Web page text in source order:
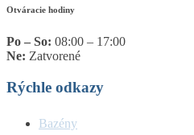
Otváracie hodiny
Po – So: 08:00 – 17:00
Ne: Zatvorené
Rýchle odkazy
Bazény